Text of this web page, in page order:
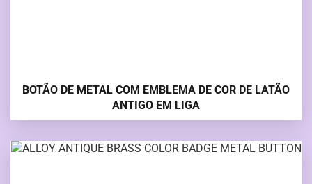
BOTÃO DE METAL COM EMBLEMA DE COR DE LATÃO
ANTIGO EM LIGA